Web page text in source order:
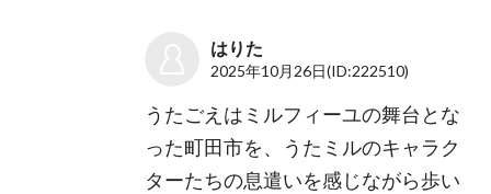
はりた
2025年10月26日(ID:222510)
うたごえはミルフィーユの舞台とな
った町田市を、うたミルのキャラク
ターたちの息遣いを感じながら歩い